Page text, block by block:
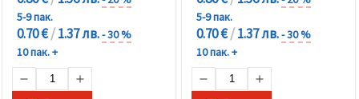
5-9 пак.
0.70 €/1.37 лв.- 30 %
10 пак. +
5-9 пак.
0.70 €/1.37 лв.- 30 %
10 пак. +